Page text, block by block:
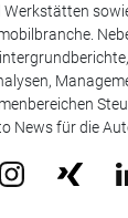
News für die